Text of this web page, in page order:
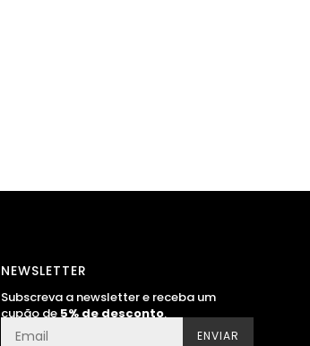
NEWSLETTER
Subscreva a newsletter e receba um
cupão de5% de desconto.
ENVIAR